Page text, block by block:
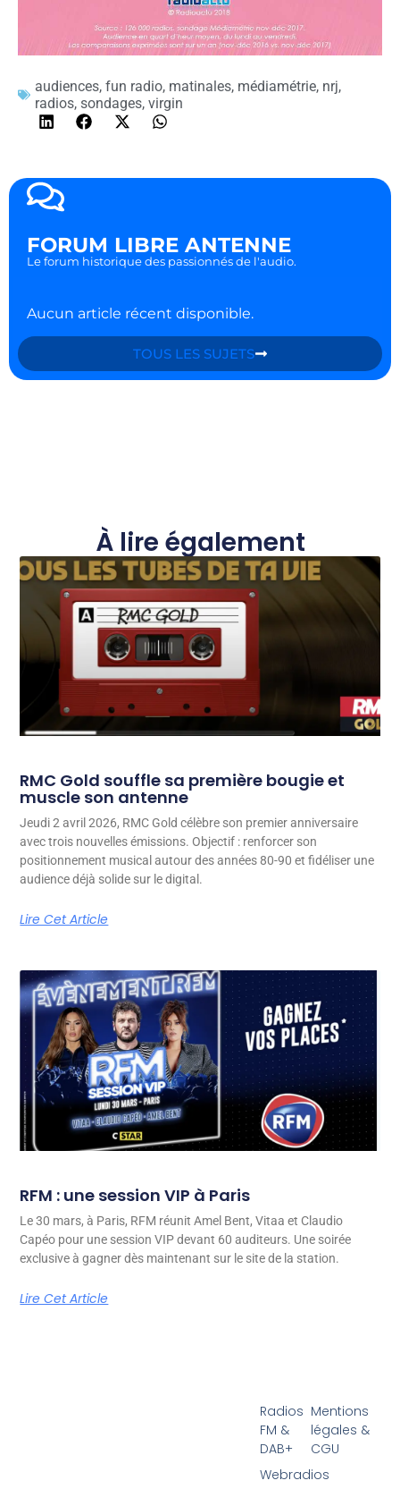
audiences, fun radio, matinales, médiamétrie, nrj,
radios, sondages, virgin
FORUM LIBRE ANTENNE
Le forum historique des passionnés de l'audio.
Aucun article récent disponible.
TOUS LES SUJETS
À lire également
RMC Gold souffle sa première bougie et
muscle son antenne
Jeudi 2 avril 2026, RMC Gold célèbre son premier anniversaire
avec trois nouvelles émissions. Objectif : renforcer son
positionnement musical autour des années 80-90 et fidéliser une
audience déjà solide sur le digital.
Lire Cet Article
RFM : une session VIP à Paris
Le 30 mars, à Paris, RFM réunit Amel Bent, Vitaa et Claudio
Capéo pour une session VIP devant 60 auditeurs. Une soirée
exclusive à gagner dès maintenant sur le site de la station.
Lire Cet Article
Radios
FM &
DAB+
Webradios
Mentions
légales &
CGU